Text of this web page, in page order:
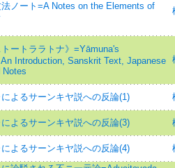
ノート=A Notes on the Elements of
ートララトナ》=Yāmuna's
An Introduction, Sanskrit Text, Japanese
Notes
よるサーンキヤ説への反論(1)
よるサーンキヤ説への反論(3)
よるサーンキヤ説への反論(4)